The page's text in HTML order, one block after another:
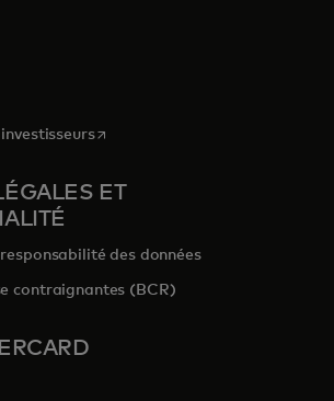
un nouvel onglet
dans un nouvel onglet
s’ouvre dans un nouvel onglet
ET
des données
contraignantes (BCR)
dans un nouvel onglet